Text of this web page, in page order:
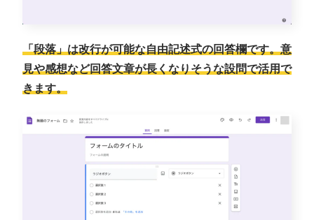
「段落」は改行が可能な自由記述式の回答欄です。意
見や感想など回答文章が長くなりそうな設問で活用で
きます。